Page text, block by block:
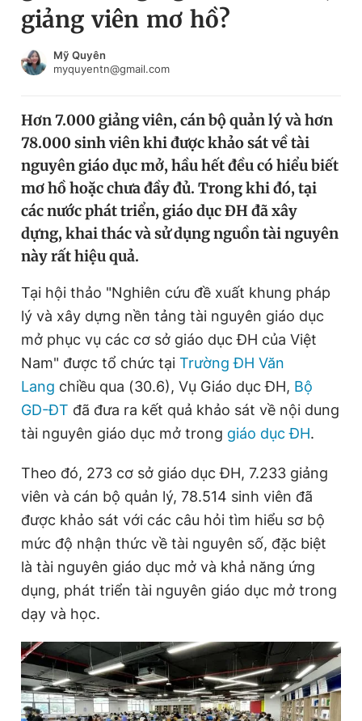
Chuyên mục khác
Chào ngày mới
Video Magazine
Sản phẩm khác
Tiện ích Bạn cần biết
Thông tin tòa soạn Liên hệ quảng cáo
Đọc Thanh Niên trên điện thoại
Theo dõi báo trên
Hotline Liên hệ quảng cáo
Đặt báo Quảng cáo
Tổng biên tập: Nguyễn Ngọc Toàn
Phó tổng biên tập thường trực: Hải Thành
Phó tổng biên tập: Lâm Hiếu Dũng
Phó tổng biên tập: Trần Việt Hưng
Tổng thư ký tòa soạn: Đức Trung
Tin đã xem
Đăng xuất
giảng viên mơ hồ?
Mỹ Quyên
myquyentn@gmail.com
Hơn 7.000 giảng viên, cán bộ quản lý và hơn
78.000 sinh viên khi được khảo sát về tài
nguyên giáo dục mở, hầu hết đều có hiểu biết
mơ hồ hoặc chưa đầy đủ. Trong khi đó, tại
các nước phát triển, giáo dục ĐH đã xây
dựng, khai thác và sử dụng nguồn tài nguyên
này rất hiệu quả.
Tại hội thảo "Nghiên cứu đề xuất khung pháp
lý và xây dựng nền tảng tài nguyên giáo dục
mở phục vụ các cơ sở giáo dục ĐH của Việt
Nam" được tổ chức tại Trường ĐH Văn
Lang chiều qua (30.6), Vụ Giáo dục ĐH, Bộ
GD-ĐT đã đưa ra kết quả khảo sát về nội dung
tài nguyên giáo dục mở trong giáo dục ĐH.
Theo đó, 273 cơ sở giáo dục ĐH, 7.233 giảng
viên và cán bộ quản lý, 78.514 sinh viên đã
được khảo sát với các câu hỏi tìm hiểu sơ bộ
mức độ nhận thức về tài nguyên số, đặc biệt
là tài nguyên giáo dục mở và khả năng ứng
dụng, phát triển tài nguyên giáo dục mở trong
dạy và học.